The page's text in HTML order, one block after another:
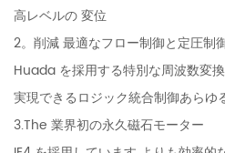
高レベルの 変位
2。削減 最適なフロー制御と定圧制
Huada を採用する特別な周波数変
実現できるロジック統合制御あらゆ
3.The 業界初の永久磁石モーター